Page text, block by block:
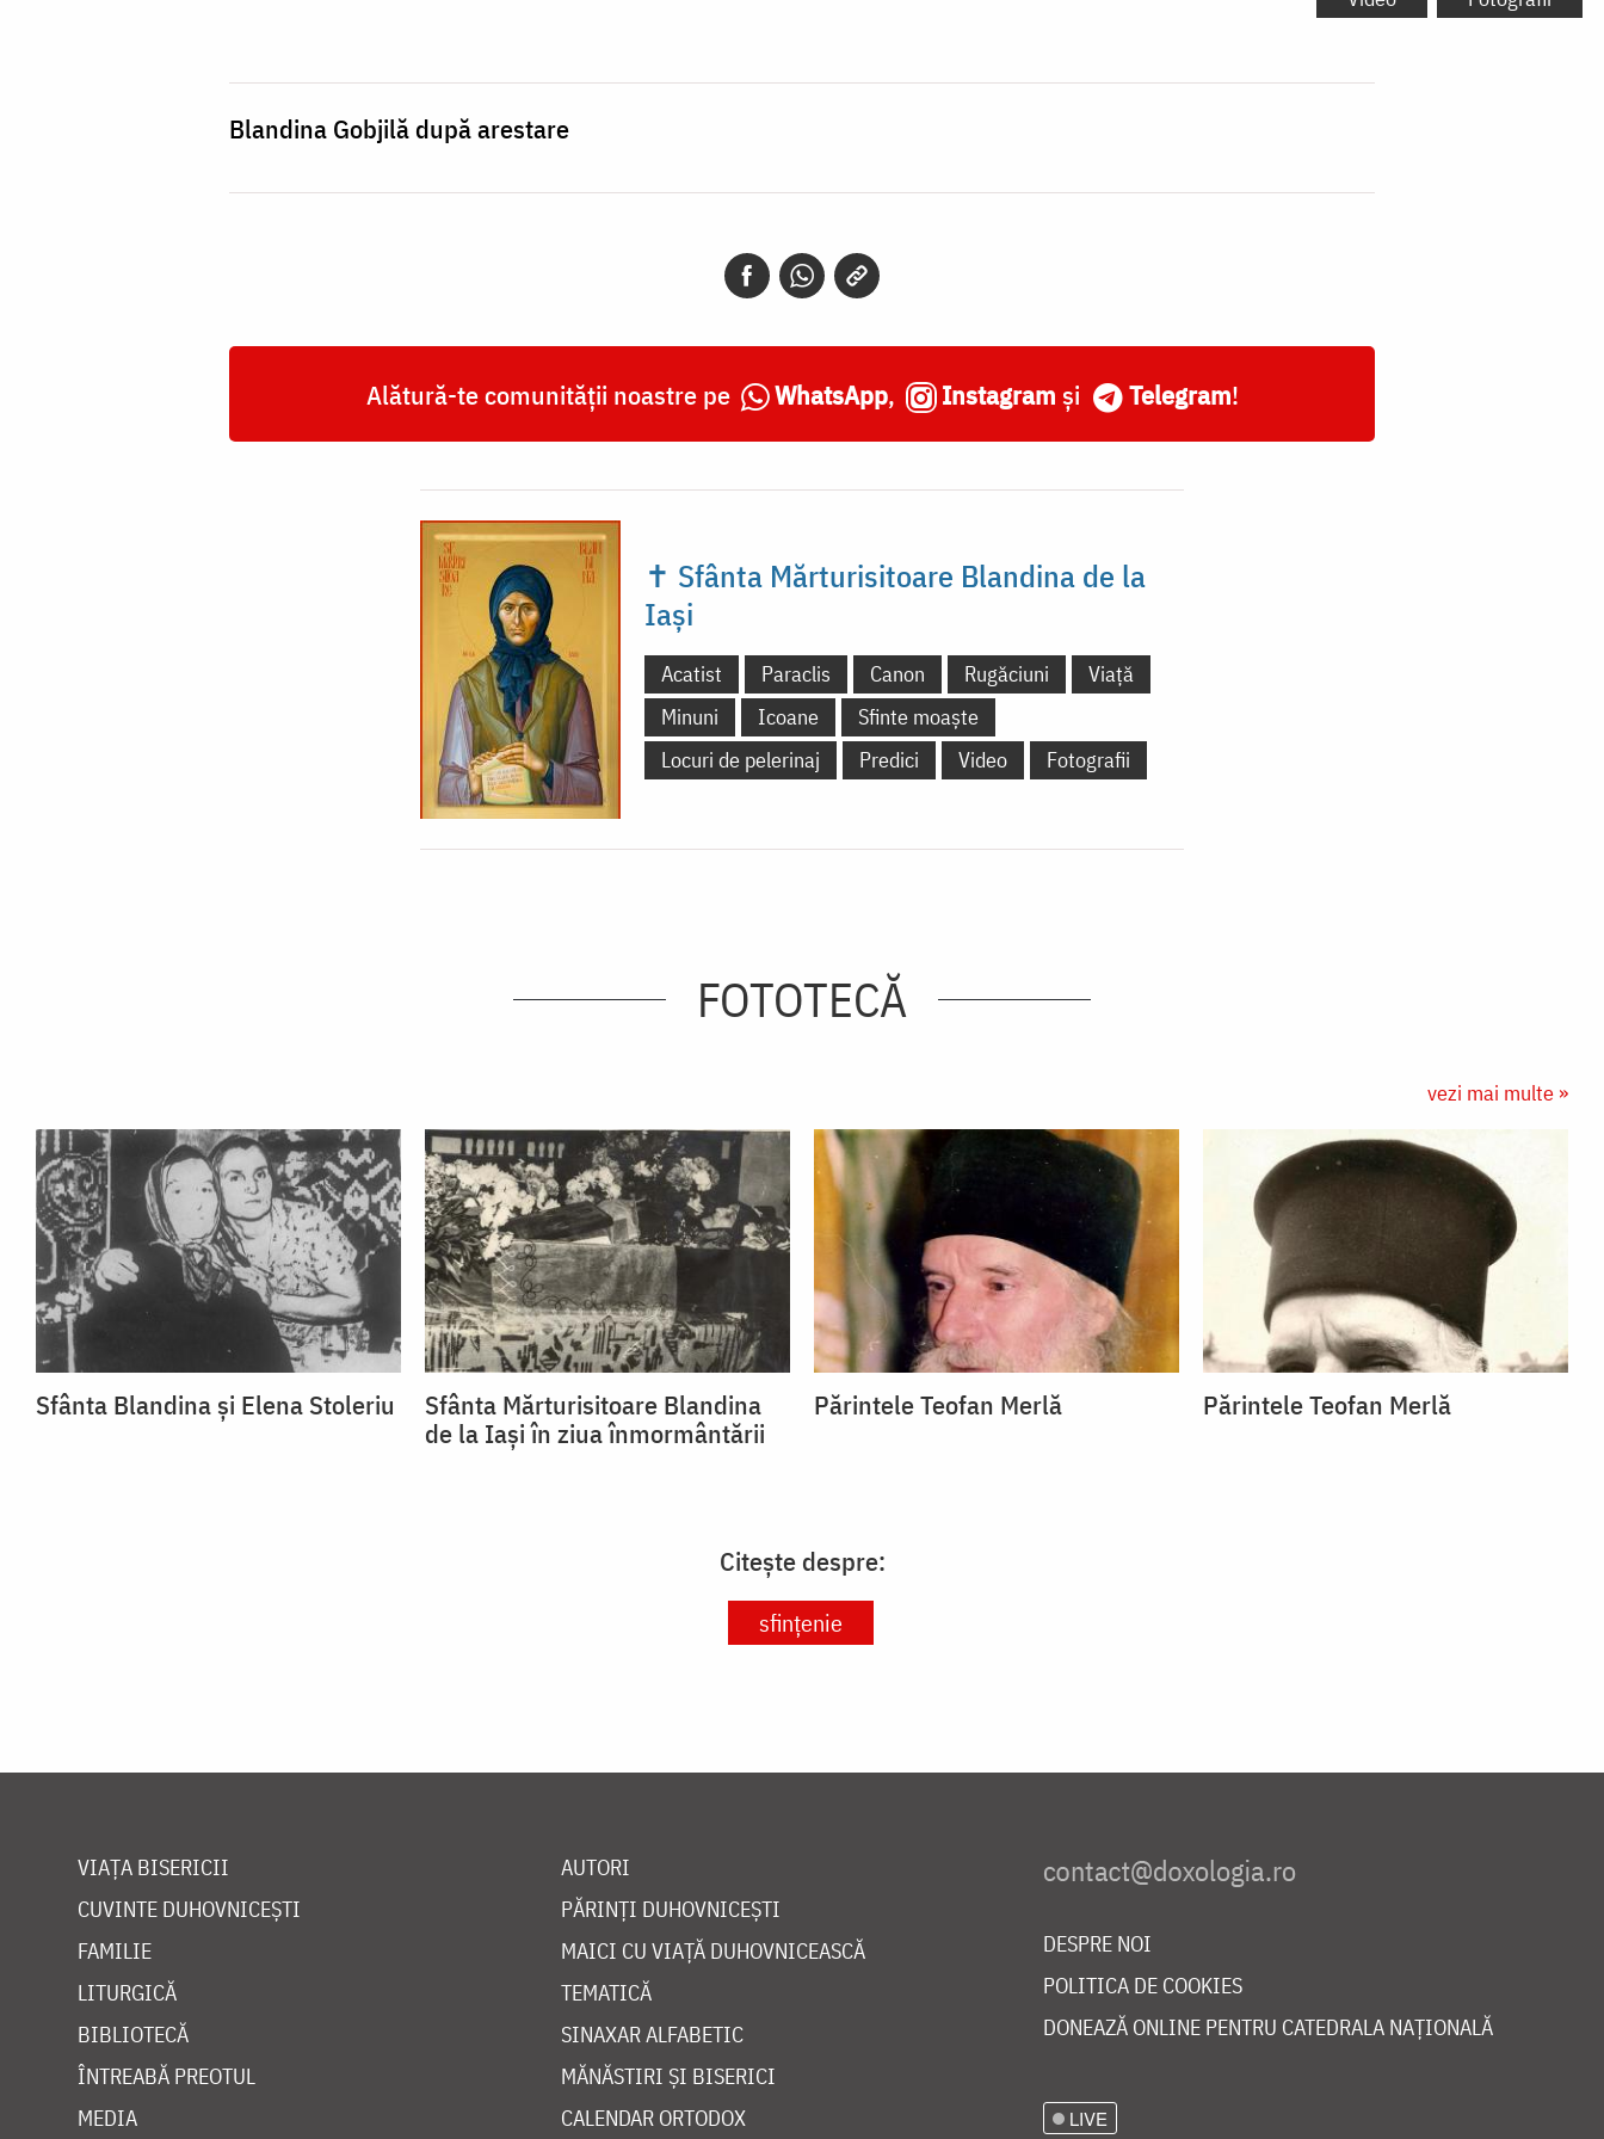
episcopiabasarabieidesud.md
Blandina Gobjilă după arestare
Alătură-te comunității noastre pe WhatsApp, Instagram și Telegram!
✝ Sfânta Mărturisitoare Blandina de la
Iași
Acatist Paraclis Canon Rugăciuni
Viață
Minuni
Icoane
Sfinte moaște
Locuri de pelerinaj
Predici Video Fotografii
FOTOTECĂ
vezi mai multe »
Sfânta Blandina și Elena Stoleriu
Sfânta Mărturisitoare Blandina
de la Iași în ziua înmormântării
Părintele Teofan Merlă Părintele Teofan Merlă
Citește despre:
sfințenie
VIAȚA BISERICII
CUVINTE DUHOVNICEȘTI
FAMILIE
LITURGICĂ
BIBLIOTECĂ
ÎNTREABĂ PREOTUL
MEDIA
AUTORI
PĂRINȚI DUHOVNICEȘTI
MAICI CU VIAȚĂ DUHOVNICEASCĂ
TEMATICĂ
SINAXAR ALFABETIC
MĂNĂSTIRI ȘI BISERICI
CALENDAR ORTODOX
DESPRE NOI
POLITICA DE COOKIES
DONEAZĂ ONLINE PENTRU CATEDRALA NAȚIONALĂ
LIVE